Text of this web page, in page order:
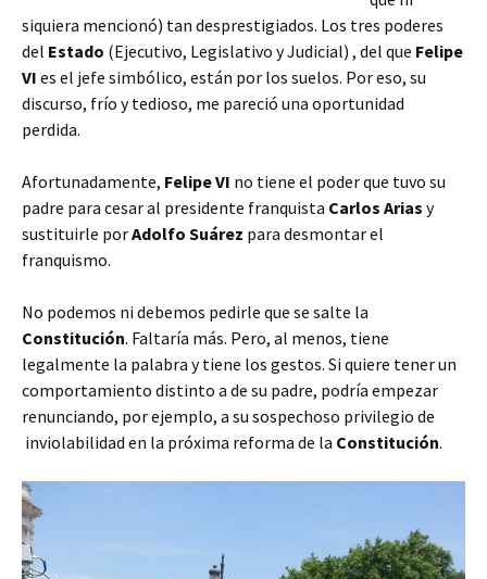
siquiera mencionó) tan desprestigiados. Los tres poderes
del Estado (Ejecutivo, Legislativo y Judicial) , del que Felipe
VI es el jefe simbólico, están por los suelos. Por eso, su
discurso, frío y tedioso, me pareció una oportunidad
perdida.
Afortunadamente, Felipe VI no tiene el poder que tuvo su
padre para cesar al presidente franquista Carlos Arias y
sustituirle porAdolfo Suárez para desmontar el
franquismo.
No podemos ni debemos pedirle que se salte la
Constitución. Faltaría más. Pero, al menos, tiene
legalmente la palabra y tiene los gestos. Si quiere tener un
comportamiento distinto a de su padre, podría empezar
renunciando, por ejemplo, a su sospechoso privilegio de
inviolabilidad en la próxima reforma de la Constitución.